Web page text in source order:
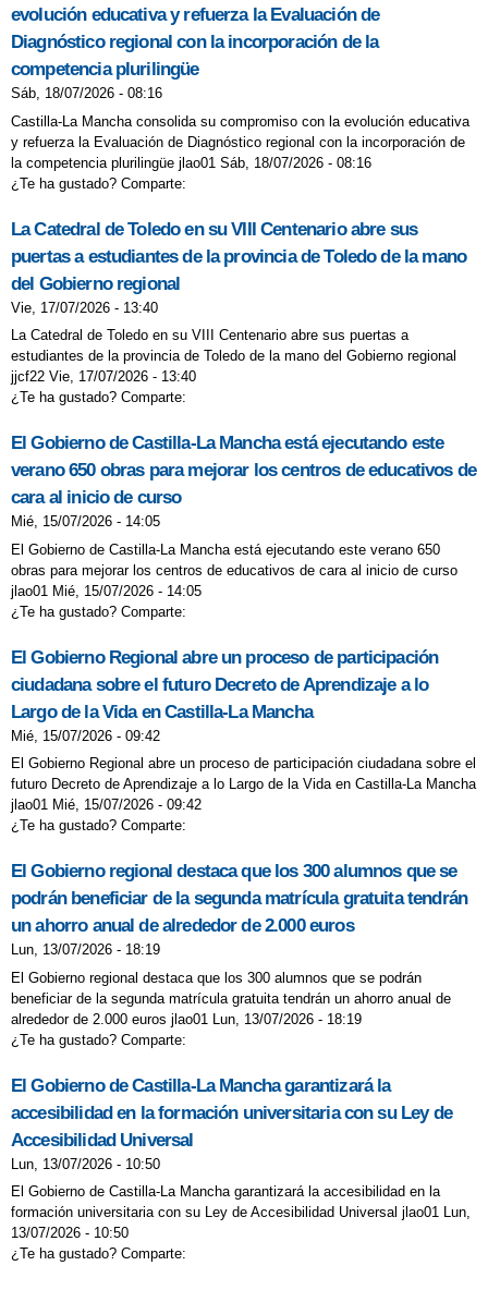
evolución educativa y refuerza la Evaluación de
Diagnóstico regional con la incorporación de la
competencia plurilingüe
Sáb, 18/07/2026 - 08:16
Castilla-La Mancha consolida su compromiso con la evolución educativa
y refuerza la Evaluación de Diagnóstico regional con la incorporación de
la competencia plurilingüe jlao01 Sáb, 18/07/2026 - 08:16
¿Te ha gustado? Comparte:
La Catedral de Toledo en su VIII Centenario abre sus
puertas a estudiantes de la provincia de Toledo de la mano
del Gobierno regional
Vie, 17/07/2026 - 13:40
La Catedral de Toledo en su VIII Centenario abre sus puertas a
estudiantes de la provincia de Toledo de la mano del Gobierno regional
jjcf22 Vie, 17/07/2026 - 13:40
¿Te ha gustado? Comparte:
El Gobierno de Castilla-La Mancha está ejecutando este
verano 650 obras para mejorar los centros de educativos de
cara al inicio de curso
Mié, 15/07/2026 - 14:05
El Gobierno de Castilla-La Mancha está ejecutando este verano 650
obras para mejorar los centros de educativos de cara al inicio de curso
jlao01 Mié, 15/07/2026 - 14:05
¿Te ha gustado? Comparte:
El Gobierno Regional abre un proceso de participación
ciudadana sobre el futuro Decreto de Aprendizaje a lo
Largo de la Vida en Castilla-La Mancha
Mié, 15/07/2026 - 09:42
El Gobierno Regional abre un proceso de participación ciudadana sobre el
futuro Decreto de Aprendizaje a lo Largo de la Vida en Castilla-La Mancha
jlao01 Mié, 15/07/2026 - 09:42
¿Te ha gustado? Comparte:
El Gobierno regional destaca que los 300 alumnos que se
podrán beneficiar de la segunda matrícula gratuita tendrán
un ahorro anual de alrededor de 2.000 euros
Lun, 13/07/2026 - 18:19
El Gobierno regional destaca que los 300 alumnos que se podrán
beneficiar de la segunda matrícula gratuita tendrán un ahorro anual de
alrededor de 2.000 euros jlao01 Lun, 13/07/2026 - 18:19
¿Te ha gustado? Comparte:
El Gobierno de Castilla-La Mancha garantizará la
accesibilidad en la formación universitaria con su Ley de
Accesibilidad Universal
Lun, 13/07/2026 - 10:50
El Gobierno de Castilla-La Mancha garantizará la accesibilidad en la
formación universitaria con su Ley de Accesibilidad Universal jlao01 Lun,
13/07/2026 - 10:50
¿Te ha gustado? Comparte: